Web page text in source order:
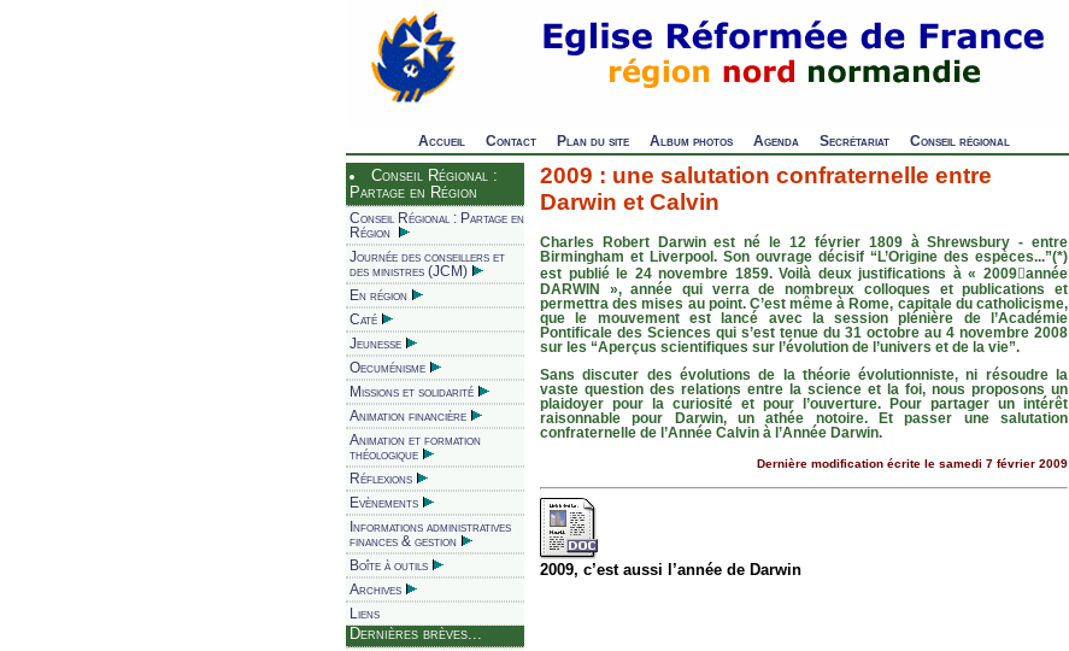
Accueil Contact Plan du site Album photos Agenda Secrétariat Conseil régional
Conseil Régional :
Partage en Région
Conseil Régional : Partage en
Région
Journée des conseillers et
des ministres (JCM)
En région
Caté
Jeunesse
Oecuménisme
Missions et solidarité
Animation financière
Animation et formation
théologique
Réflexions
Evènements
Informations administratives
finances & gestion
Boîte à outils
Archives
Liens
Dernières brèves...
2009 : une salutation confraternelle entre
Darwin et Calvin
Charles Robert Darwin est né le 12 février 1809 à Shrewsbury - entre
Birmingham et Liverpool. Son ouvrage décisif “L’Origine des espèces...”(*)
est publié le 24 novembre 1859. Voilà deux justifications à « 2009﷓année
DARWIN », année qui verra de nombreux colloques et publications et
permettra des mises au point. C’est même à Rome, capitale du catholicisme,
que le mouvement est lancé avec la session plénière de l’Académie
Pontificale des Sciences qui s’est tenue du 31 octobre au 4 novembre 2008
sur les “Aperçus scientifiques sur l’évolution de l’univers et de la vie”.
Sans discuter des évolutions de la théorie évolutionniste, ni résoudre la
vaste question des relations entre la science et la foi, nous proposons un
plaidoyer pour la curiosité et pour l’ouverture. Pour partager un intérêt
raisonnable pour Darwin, un athée notoire. Et passer une salutation
confraternelle de l’Année Calvin à l’Année Darwin.
Dernière modification écrite le samedi 7 février 2009
2009, c’est aussi l’année de Darwin